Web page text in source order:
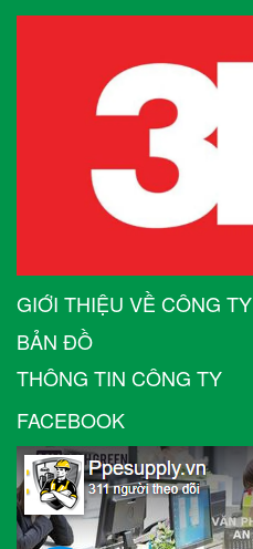
GIỚI THIỆU VỀ CÔNG TY
BẢN ĐỒ
THÔNG TIN CÔNG TY
FACEBOOK